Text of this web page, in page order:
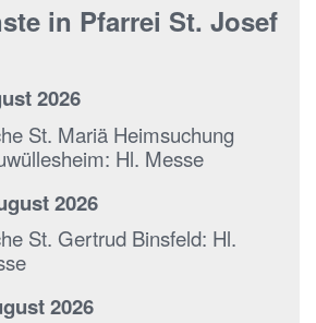
in Pfarrei St. Josef
2026
St. Mariä Heimsuchung
Hl. Messe
2026
St. Gertrud Binsfeld: Hl.
2026